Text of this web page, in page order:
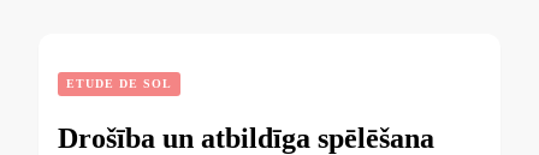
ETUDE DE SOL
Drošība un atbildīga spēlēšana